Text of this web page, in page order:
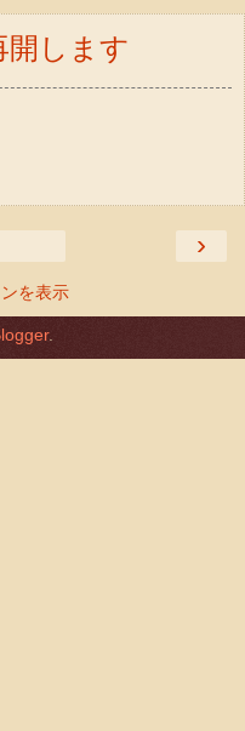
開します
›
を表示
.